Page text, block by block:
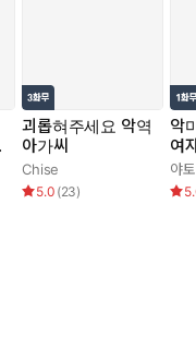
괴롭혀주세요 악역
아가씨
Chise
5.0 (23)
악
여
야